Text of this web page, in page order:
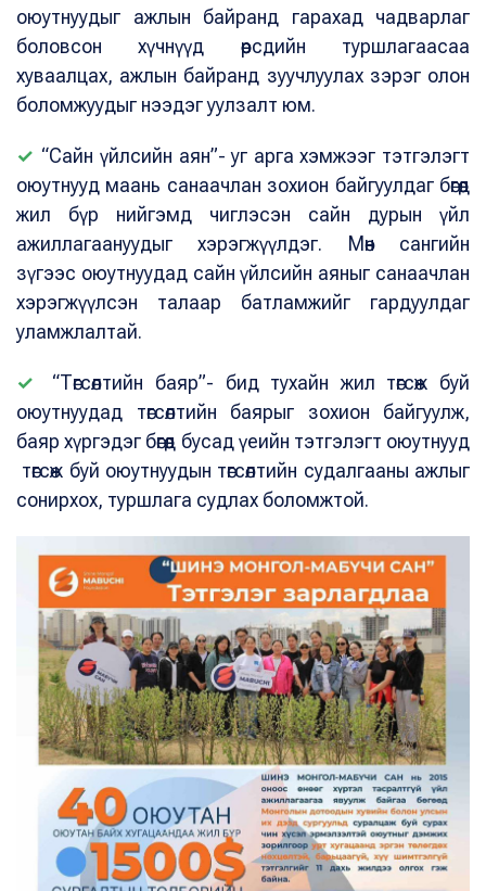
оюутнуудыг ажлын байранд гарахад чадварлаг
боловсон хүчнүүд өөрсдийн туршлагаасаа
хуваалцах, ажлын байранд зуучлуулах зэрэг олон
боломжуудыг нээдэг уулзалт юм.
✓ “Сайн үйлсийн аян”- уг арга хэмжээг тэтгэлэгт
оюутнууд маань санаачлан зохион байгуулдаг бөгөөд
жил бүр нийгэмд чиглэсэн сайн дурын үйл
ажиллагаануудыг хэрэгжүүлдэг. Мөн сангийн
зүгээс оюутнуудад сайн үйлсийн аяныг санаачлан
хэрэгжүүлсэн талаар батламжийг гардуулдаг
уламжлалтай.
✓
“Төгсөлтийн баяр”- бид тухайн жил төгсөж буй
оюутнуудад төгсөлтийн баярыг зохион байгуулж,
баяр хүргэдэг бөгөөд бусад үеийн тэтгэлэгт оюутнууд
төгсөж буй оюутнуудын төгсөлтийн судалгааны ажлыг
сонирхох, туршлага судлах боломжтой.